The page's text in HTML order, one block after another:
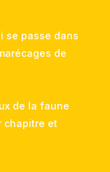
se passe dans
de
de la faune
chapitre et